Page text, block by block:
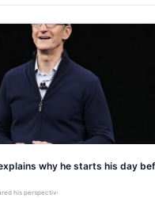
why he starts his day
his perspective on starting the day early in